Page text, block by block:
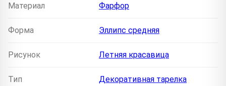
Материал Фарфор
Форма Эллипс средняя
Рисунок Летняя красавица
Тип Декоративная тарелка